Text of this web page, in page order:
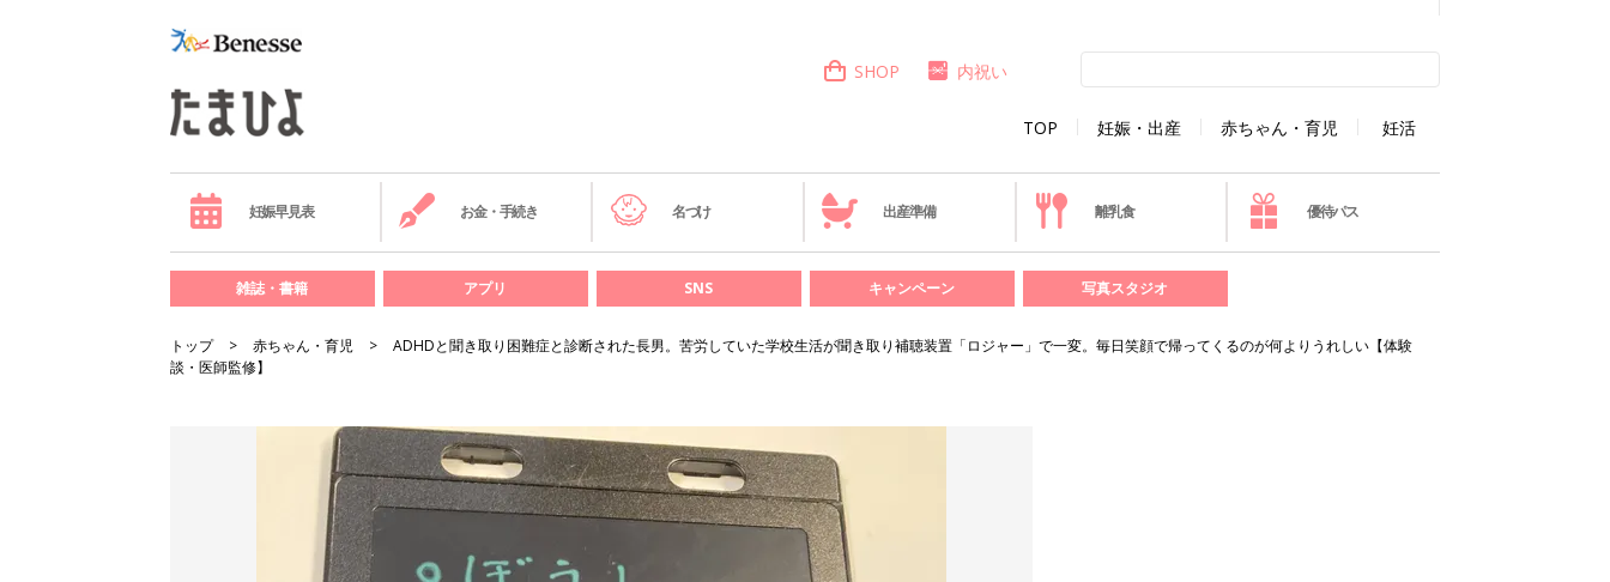
TOP 妊娠・出産 赤ちゃん・育児 妊活
SHOP 内祝い
妊娠早見表 お金・手続き 名づけ 出産準備 離乳食 優待パス
雑誌・書籍 アプリ SNS キャンペーン 写真スタジオ
トップ 赤ちゃん・育児
ADHDと聞き取り困難症と診断された長男。苦労していた学校生活が聞き取り補聴装置「ロジャー」で一変。毎日笑顔で帰ってくるのが何よりうれしい【体験
談・医師監修】